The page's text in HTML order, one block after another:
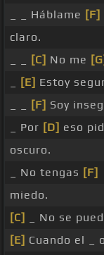
_ _ Háblame [F]
claro.
[C] No me
[E] Estoy
[F] Soy
_ Por [D] eso
oscuro.
_ No tengas [F]
miedo.
[C]
_ No se
[E] Cuando el _